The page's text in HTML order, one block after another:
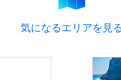
気になるエリアを見